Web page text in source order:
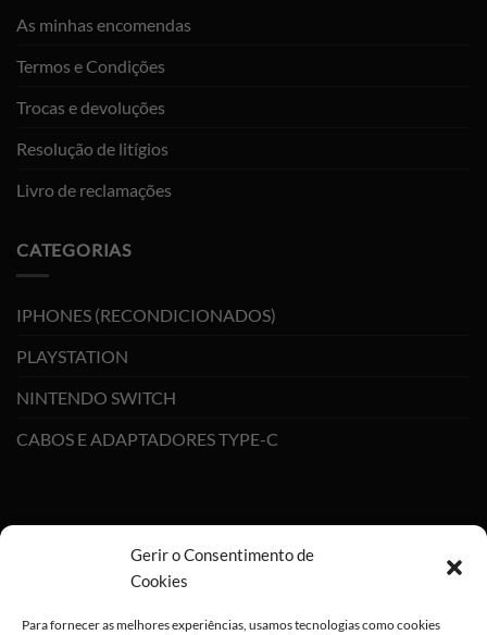
Gerir o Consentimento de
Cookies
Para fornecer as melhores experiências, usamos tecnologias como cookies
As minhas encomendas
Termos e Condições
Trocas e devoluções
Resolução de litígios
Livro de reclamações
CATEGORIAS
IPHONES (RECONDICIONADOS)
PLAYSTATION
NINTENDO SWITCH
CABOS E ADAPTADORES TYPE-C